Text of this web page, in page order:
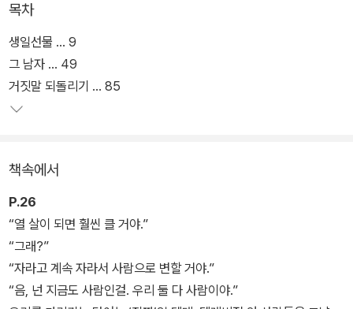
엄마는 아직도 바깥세상의 구조를 바라며 전깃불로 신호를 보내기도
하지만 아무런 도움을 받지 못해 좌절한다. 절망적인 상황에서 엄마
는 잭을 바깥세상으로 내보내기로 결심한다. 태어나서 한 번도 엄마
와 떨어져본 적이 없는 잭은 엄마를 위해 그의 전 생애를 건 모험을 한
2015년 레니 에이브러햄슨 감독의 영화로도 만들어져 전 세계 영화
제 102개 부문에 노미네이트되며 언론과 평단의 극찬 세례를 받고 있
다. 특히 엄마 조이 역의 브리 라슨은 제88회 아카데미 여우주연상,
제73회 골든 글로브 여우주연상, 제69회 영국 아카데미 여우주연상,
전미비평가협회 여우주연상, 미국 배우 조합상 여우주연상 등 20여
개의 여우주연상을 휩쓸었으며, 아들 잭 역의 제이콥 트렘블레이 역
시 제21회 크리스틱 초이스 어워즈에서 아역상을 수상하며 절정의 연
목차
생일선물 ... 9
그 남자 ... 49
거짓말 되돌리기 ... 85
책속에서
P.26
“열 살이 되면 훨씬 클 거야.”
“그래?”
“자라고 계속 자라서 사람으로 변할 거야.”
“음, 넌 지금도 사람인걸. 우리 둘 다 사람이야.”